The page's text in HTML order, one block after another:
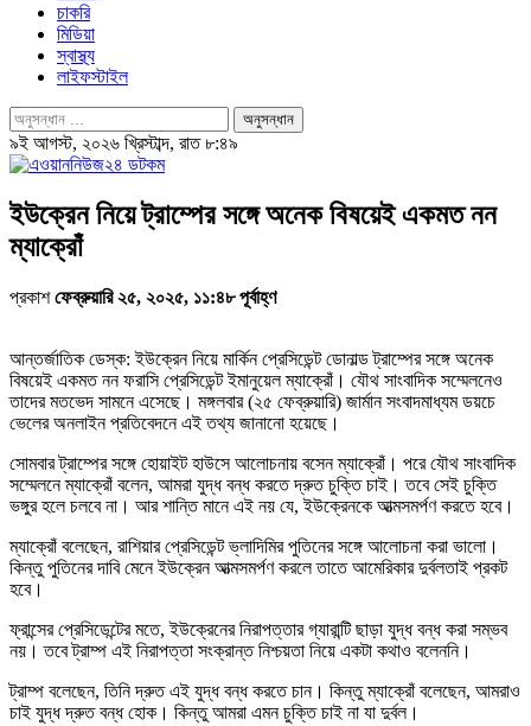
চাকরি
মিডিয়া
স্বাস্থ্য
লাইফস্টাইল
৯ই আগস্ট, ২০২৬ খ্রিস্টাব্দ, রাত ৮:৪৯
ইউক্রেন নিয়ে ট্রাম্পের সঙ্গে অনেক বিষয়েই একমত নন
ম্যাক্রোঁ
প্রকাশফেব্রুয়ারি ২৫, ২০২৫, ১১:৪৮ পূর্বাহ্ণ
আন্তর্জাতিক ডেস্ক: ইউক্রেন নিয়ে মার্কিন প্রেসিডেন্ট ডোনাল্ড ট্রাম্পের সঙ্গে অনেক
বিষয়েই একমত নন ফরাসি প্রেসিডেন্ট ইমানুয়েল ম্যাক্রোঁ। যৌথ সাংবাদিক সম্মেলনেও
তাদের মতভেদ সামনে এসেছে। মঙ্গলবার (২৫ ফেব্রুয়ারি) জার্মান সংবাদমাধ্যম ডয়চে
ভেলের অনলাইন প্রতিবেদনে এই তথ্য জানানো হয়েছে।
সোমবার ট্রাম্পের সঙ্গে হোয়াইট হাউসে আলোচনায় বসেন ম্যাক্রোঁ। পরে যৌথ সাংবাদিক
সম্মেলনে ম্যাক্রোঁ বলেন, আমরা যুদ্ধ বন্ধ করতে দ্রুত চুক্তি চাই। তবে সেই চুক্তি
ভঙ্গুর হলে চলবে না। আর শান্তি মানে এই নয় যে, ইউক্রেনকে আত্মসমর্পণ করতে হবে।
ম্যাক্রোঁ বলেছেন, রাশিয়ার প্রেসিডেন্ট ভ্লাদিমির পুতিনের সঙ্গে আলোচনা করা ভালো।
কিন্তু পুতিনের দাবি মেনে ইউক্রেন আত্মসমর্পণ করলে তাতে আমেরিকার দুর্বলতাই প্রকট
হবে।
ফ্রান্সের প্রেসিডেন্টের মতে, ইউক্রেনের নিরাপত্তার গ্যারান্টি ছাড়া যুদ্ধ বন্ধ করা সম্ভব
নয়। তবে ট্রাম্প এই নিরাপত্তা সংক্রান্ত নিশ্চয়তা নিয়ে একটা কথাও বলেননি।
ট্রাম্প বলেছেন, তিনি দ্রুত এই যুদ্ধ বন্ধ করতে চান। কিন্তু ম্যাক্রোঁ বলেছেন, আমরাও
চাই যুদ্ধ দ্রুত বন্ধ হোক। কিন্তু আমরা এমন চুক্তি চাই না যা দুর্বল।